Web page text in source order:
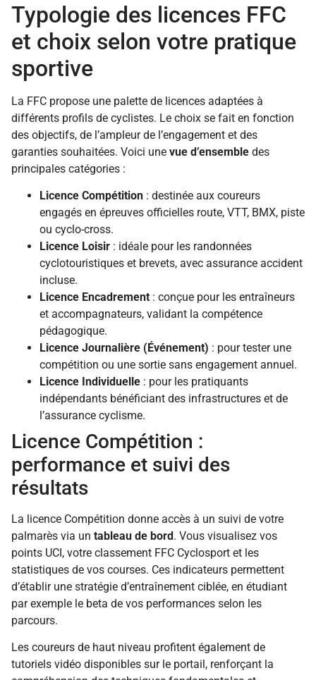
Typologie des licences FFC
et choix selon votre pratique
sportive
La FFC propose une palette de licences adaptées à
différents profils de cyclistes. Le choix se fait en fonction
des objectifs, de l’ampleur de l’engagement et des
garanties souhaitées. Voici une vue d’ensemble des
principales catégories :
Licence Compétition : destinée aux coureurs
engagés en épreuves officielles route, VTT, BMX, piste
ou cyclo-cross.
Licence Loisir : idéale pour les randonnées
cyclotouristiques et brevets, avec assurance accident
incluse.
Licence Encadrement : conçue pour les entraîneurs
et accompagnateurs, validant la compétence
pédagogique.
Licence Journalière (Événement) : pour tester une
compétition ou une sortie sans engagement annuel.
Licence Individuelle : pour les pratiquants
indépendants bénéficiant des infrastructures et de
l’assurance cyclisme.
Licence Compétition :
performance et suivi des
résultats
La licence Compétition donne accès à un suivi de votre
palmarès via un tableau de bord. Vous visualisez vos
points UCI, votre classement FFC Cyclosport et les
statistiques de vos courses. Ces indicateurs permettent
d’établir une stratégie d’entraînement ciblée, en étudiant
par exemple le beta de vos performances selon les
parcours.
Les coureurs de haut niveau profitent également de
tutoriels vidéo disponibles sur le portail, renforçant la